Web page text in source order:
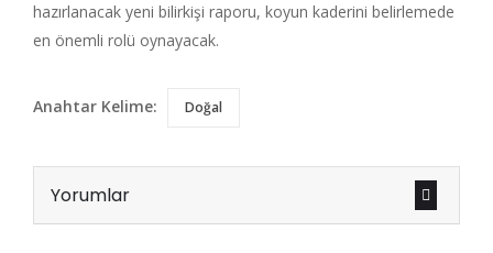
hazırlanacak yeni bilirkişi raporu, koyun kaderini belirlemede
en önemli rolü oynayacak.
Anahtar Kelime: Doğal
Yorumlar